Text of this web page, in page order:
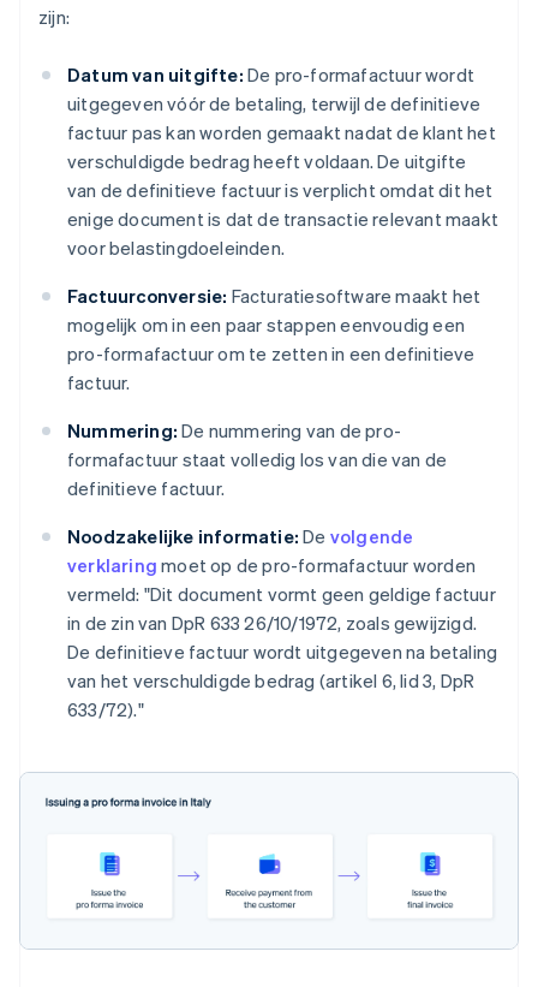
zijn:
Datum van uitgifte: De pro-formafactuur wordt
uitgegeven vóór de betaling, terwijl de definitieve
factuur pas kan worden gemaakt nadat de klant het
verschuldigde bedrag heeft voldaan. De uitgifte
van de definitieve factuur is verplicht omdat dit het
enige document is dat de transactie relevant maakt
voor belastingdoeleinden.
Factuurconversie: Facturatiesoftware maakt het
mogelijk om in een paar stappen eenvoudig een
pro-formafactuur om te zetten in een definitieve
factuur.
Nummering: De nummering van de pro-
formafactuur staat volledig los van die van de
definitieve factuur.
Noodzakelijke informatie: De volgende
verklaring moet op de pro-formafactuur worden
vermeld: "Dit document vormt geen geldige factuur
in de zin van DpR 633 26/10/1972, zoals gewijzigd.
De definitieve factuur wordt uitgegeven na betaling
van het verschuldigde bedrag (artikel 6, lid 3, DpR
633/72)."